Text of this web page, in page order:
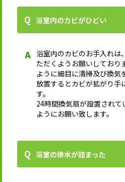
浴室内のカビがひどい
浴室内のカビのお手入れは
ただくようお願いしており
ように細目に清掃及び換気
放置するとカビが拡がり手
す。
24時間換気扇が設置され
ようにお願い致します。
浴室の排水が詰まった